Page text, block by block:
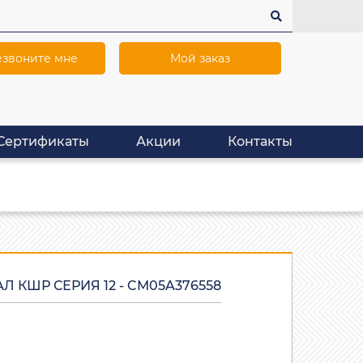
мне Мой заказ
Акции Контакты
СЕРИЯ 12 - CM05A376558